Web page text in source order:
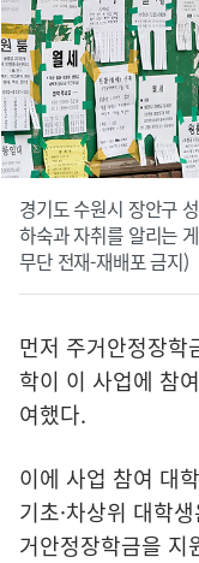
경기도 수원시 장안구
하숙과 자취를 알리는
무단 전재-재배포 금지)
먼저 주거안정장학
학이 이 사업에 참
여했다.
이에 사업 참여 대
기초·차상위 대학
거안정장학금을 지